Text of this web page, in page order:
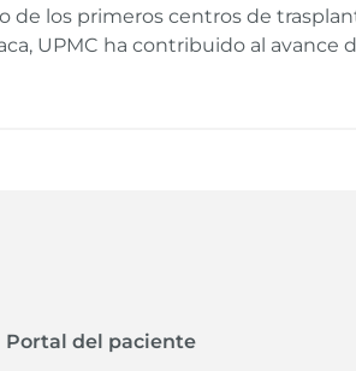
los primeros centros de
UPMC ha contribuido al avance
Portal del paciente